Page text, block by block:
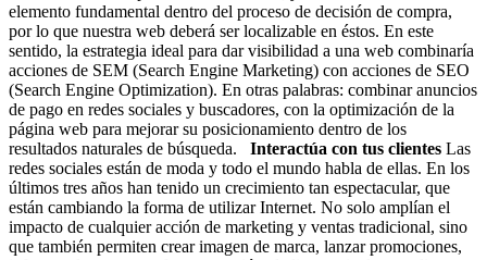
elemento fundamental dentro del proceso de decisión de compra,
por lo que nuestra web deberá ser localizable en éstos. En este
sentido, la estrategia ideal para dar visibilidad a una web combinaría
acciones de SEM (Search Engine Marketing) con acciones de SEO
(Search Engine Optimization). En otras palabras: combinar anuncios
de pago en redes sociales y buscadores, con la optimización de la
página web para mejorar su posicionamiento dentro de los
resultados naturales de búsqueda. Interactúa con tus clientes Las
redes sociales están de moda y todo el mundo habla de ellas. En los
últimos tres años han tenido un crecimiento tan espectacular, que
están cambiando la forma de utilizar Internet. No solo amplían el
impacto de cualquier acción de marketing y ventas tradicional, sino
que también permiten crear imagen de marca, lanzar promociones,